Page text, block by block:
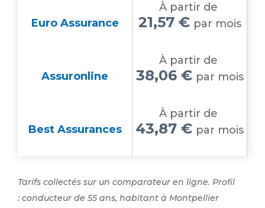
Euro Assurance
À partir de
21,57 € par mois
Assuronline
À partir de
38,06 € par mois
Best Assurances
À partir de
43,87 € par mois
Tarifs collectés sur un comparateur en ligne. Profil
: conducteur de 55 ans, habitant à Montpellier